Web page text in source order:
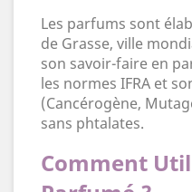
Les parfums sont
de Grasse, ville
son savoir-faire en
les normes IFRA et
(Cancérogène,
sans phtalates.
Comment